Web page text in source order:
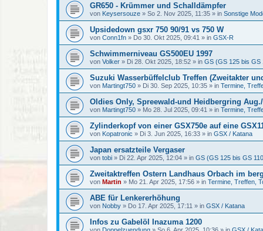
GR650 - Krümmer und Schalldämpfer
von Keysersouze » So 2. Nov 2025, 11:35 » in Sonstige
Upsidedown gsxr 750 90/91 vs 750 W
von Conn1fn » Do 30. Okt 2025, 09:41 » in GSX-R
Schwimmerniveau GS500EU 1997
von Volker » Di 28. Okt 2025, 18:52 » in GS (GS 125 bis GS
Suzuki Wasserbüffelclub Treffen (Zweitakter
von Martingt750 » Di 30. Sep 2025, 10:35 » in Termine,
Oldies Only, Spreewald-und Heidbergring
von Martingt750 » Mo 28. Jul 2025, 09:41 » in Termine,
Zylinderkopf von einer GSX750e auf eine
von Kopatronic » Di 3. Jun 2025, 16:33 » in GSX / Katana
Japan ersatzteile Vergaser
von tobi » Di 22. Apr 2025, 12:04 » in GS (GS 125 bis GS
Zweitaktreffen Ostern Landhaus Orbach im
von Martin » Mo 21. Apr 2025, 17:56 » in Termine, Treffen,
ABE für Lenkererhöhung
von Nobby » Do 17. Apr 2025, 17:11 » in GSX / Katana
Infos zu Gabelöl Inazuma 1200
von Doppelzuendung » So 6. Apr 2025, 10:36 » in GSX /